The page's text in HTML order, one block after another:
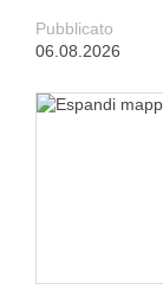
Pubblicato
06.08.2026